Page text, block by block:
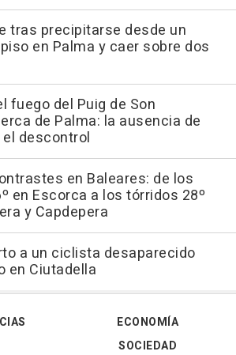
tras precipitarse desde un
en Palma y caer sobre dos
fuego del Puig de Son
de Palma: la ausencia de
descontrol
en Baleares: de los
en Escorca a los tórridos 28º
y Capdepera
a un ciclista desaparecido
en Ciutadella
ECONOMÍA
SOCIEDAD